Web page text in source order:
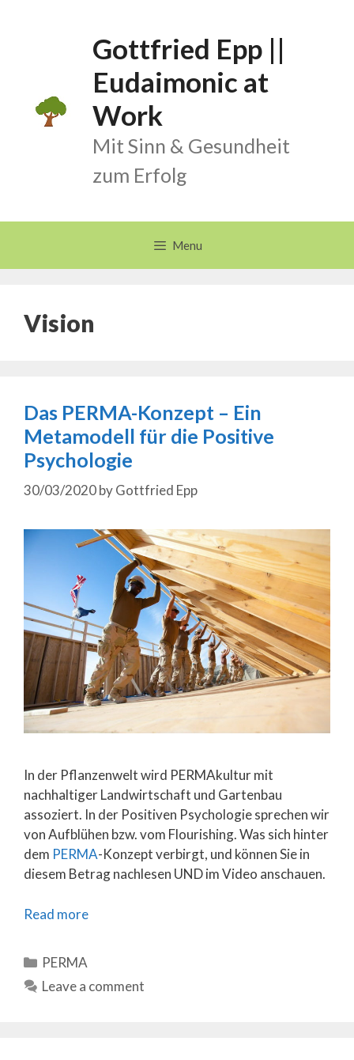
Gottfried Epp ||
Eudaimonic at
Work
Mit Sinn & Gesundheit
zum Erfolg
Menu
Vision
Das PERMA-Konzept – Ein
Metamodell für die Positive
Psychologie
30/03/2020byGottfried Epp
In der Pflanzenwelt wird PERMAkultur mit
nachhaltiger Landwirtschaft und Gartenbau
assoziert. In der Positiven Psychologie sprechen wir
von Aufblühen bzw. vom Flourishing. Was sich hinter
dem PERMA-Konzept verbirgt, und können Sie in
diesem Betrag nachlesen UND im Video anschauen.
Read more
Categories
PERMA
Leave a comment